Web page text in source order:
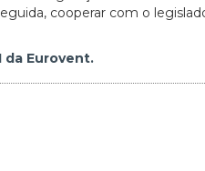
cooperar com o
da Eurovent.